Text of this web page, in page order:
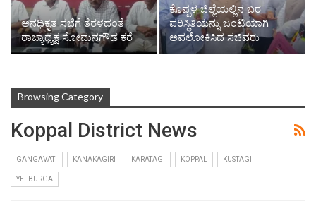
ಅನಧಿಕೃತ ಸಭೆಗೆ ತೆರಳದಂತೆ
ರಾಜ್ಯಾಧ್ಯಕ್ಷ ಸೋಮನಗೌಡ ಕರೆ
ಕೊಪ್ಪಳ ಜಿಲ್ಲೆಯಲ್ಲಿನ ಬರ
ಪರಿಸ್ಥಿತಿಯನ್ನು ಜಂಟಿಯಾಗಿ
ಅವಲೋಕಿಸಿದ ಸಚಿವರು
Browsing Category
Koppal District News
GANGAVATI KANAKAGIRI KARATAGI KOPPAL KUSTAGI
YELBURGA